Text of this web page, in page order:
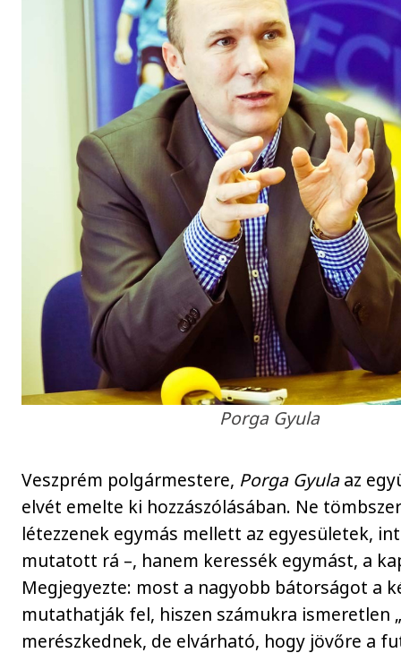
Porga Gyula
Veszprém polgármestere, Porga Gyulaaz
elvét emelte ki hozzászólásában. Ne
létezzenek egymás mellett az egyesületek,
mutatott rá –, hanem keressék egymást, a
Megjegyezte: most a nagyobb bátorságot a
mutathatják fel, hiszen számukra ismeretlen
merészkednek, de elvárható, hogy jövőre a